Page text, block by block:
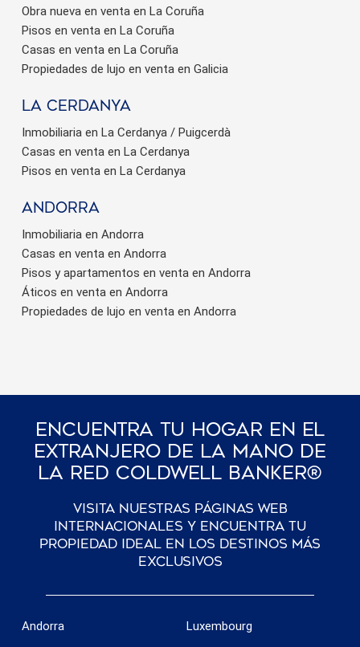
Obra nueva en venta en La Coruña
Pisos en venta en La Coruña
Casas en venta en La Coruña
Propiedades de lujo en venta en Galicia
La Cerdanya
Inmobiliaria en La Cerdanya / Puigcerdà
Casas en venta en La Cerdanya
Pisos en venta en La Cerdanya
Andorra
Inmobiliaria en Andorra
Casas en venta en Andorra
Pisos y apartamentos en venta en Andorra
Áticos en venta en Andorra
Propiedades de lujo en venta en Andorra
Encuentra Tu Hogar En El
Extranjero De La Mano De
La Red Coldwell Banker®
Visita nuestras páginas web
internacionales y encuentra tu
propiedad ideal en los destinos más
exclusivos
Andorra Luxembourg